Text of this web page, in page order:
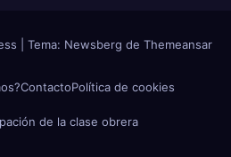
Tema: Newsberg de Themeansar
ContactoPolítica de cookies
de la clase obrera